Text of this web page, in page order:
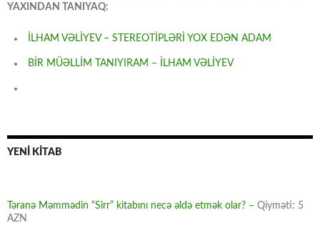
YAXINDAN TANIYAQ:
İLHAM VƏLİYEV – STEREOTİPLƏRİ YOX EDƏN ADAM
BİR MÜƏLLİM TANIYIRAM – İLHAM VƏLİYEV
YENİ KİTAB
Təranə Məmmədin “Sirr” kitabını necə əldə etmək olar? – Qiyməti: 5
AZN